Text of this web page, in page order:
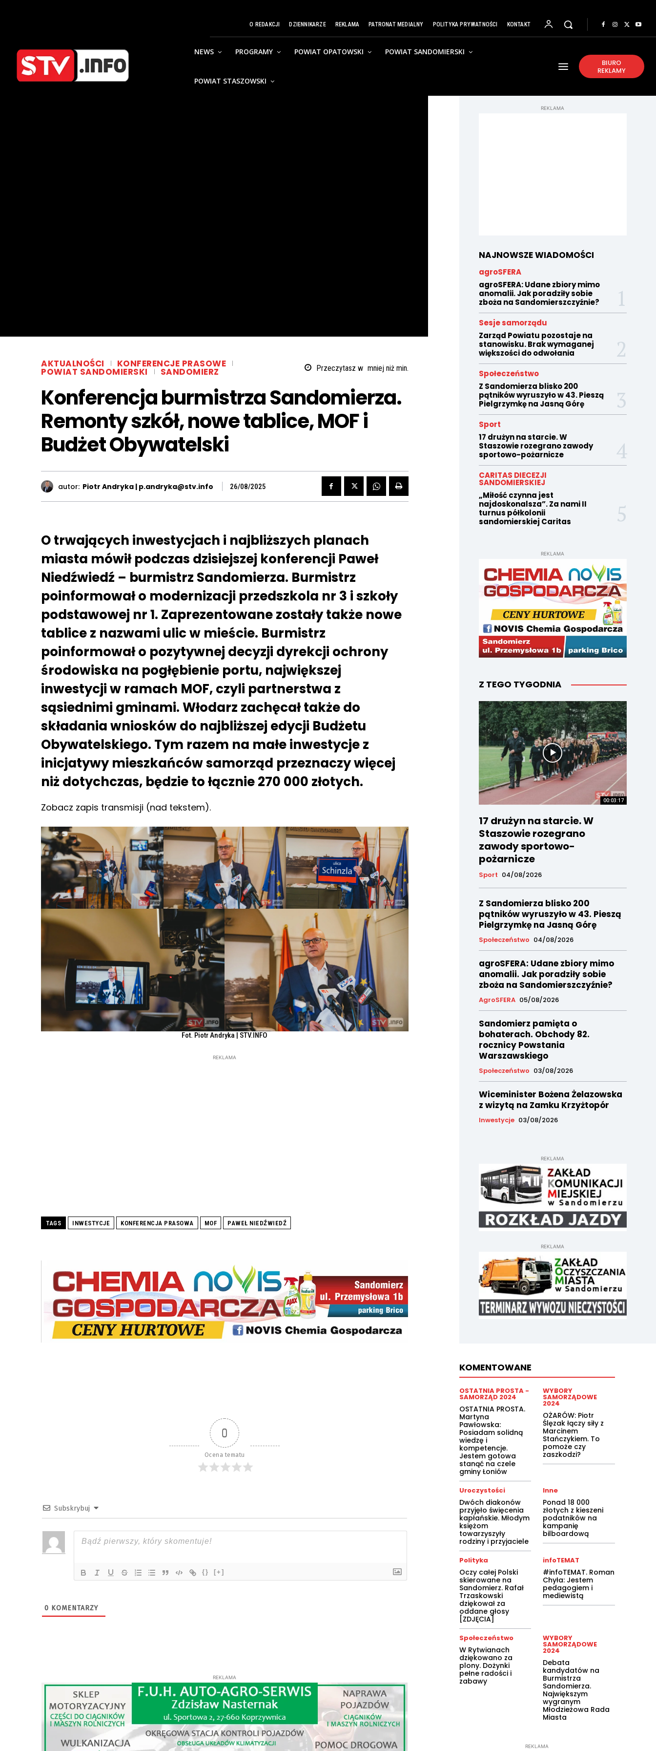
O REDAKCJI DZIENNIKARZE REKLAMA PATRONAT MEDIALNY POLITYKA PRYWATNOŚCI KONTAKT
NEWS PROGRAMY POWIAT OPATOWSKI POWIAT SANDOMIERSKI
POWIAT STASZOWSKI
BIURO
REKLAMY
AKTUALNOŚCI KONFERENCJE PRASOWE
POWIAT SANDOMIERSKI SANDOMIERZ Przeczytasz w mniej niżmin.
Konferencja burmistrza Sandomierza.
Remonty szkół, nowe tablice, MOF i
Budżet Obywatelski
autor: Piotr Andryka | p.andryka@stv.info 26/08/2025
O trwających inwestycjach i najbliższych planach
miasta mówił podczas dzisiejszej konferencji Paweł
Niedźwiedź – burmistrz Sandomierza. Burmistrz
poinformował o modernizacji przedszkola nr 3 i szkoły
podstawowej nr 1. Zaprezentowane zostały także nowe
tablice z nazwami ulic w mieście. Burmistrz
poinformował o pozytywnej decyzji dyrekcji ochrony
środowiska na pogłębienie portu, największej
inwestycji w ramach MOF, czyli partnerstwa z
sąsiednimi gminami. Włodarz zachęcał także do
składania wniosków do najbliższej edycji Budżetu
Obywatelskiego. Tym razem na małe inwestycje z
inicjatywy mieszkańców samorząd przeznaczy więcej
niż dotychczas, będzie to łącznie 270 000 złotych.
Zobacz zapis transmisji (nad tekstem).
Fot. Piotr Andryka | STV.INFO
REKLAMA
TAGS INWESTYCJE KONFERENCJA PRASOWA MOF PAWEŁ NIEDŹWIEDŹ
0
Ocena tematu
Subskrybuj
{} [+]
0 KOMENTARZY
REKLAMA
REKLAMA
NAJNOWSZE WIADOMOŚCI
agroSFERA
agroSFERA: Udane zbiory mimo
anomalii. Jak poradziły sobie
zboża na Sandomierszczyźnie?
Sesje samorządu
Zarząd Powiatu pozostaje na
stanowisku. Brak wymaganej
większości do odwołania
Społeczeństwo
Z Sandomierza blisko 200
pątników wyruszyło w 43. Pieszą
Pielgrzymkę na Jasną Górę
Sport
17 drużyn na starcie. W
Staszowie rozegrano zawody
sportowo-pożarnicze
CARITAS DIECEZJI
SANDOMIERSKIEJ
„Miłość czynna jest
najdoskonalsza”. Za nami II
turnus półkolonii
sandomierskiej Caritas
REKLAMA
Z TEGO TYGODNIA
00:03:17
17 drużyn na starcie. W
Staszowie rozegrano
zawody sportowo-
pożarnicze
Sport 04/08/2026
Z Sandomierza blisko 200
pątników wyruszyło w 43. Pieszą
Pielgrzymkę na Jasną Górę
Społeczeństwo 04/08/2026
agroSFERA: Udane zbiory mimo
anomalii. Jak poradziły sobie
zboża na Sandomierszczyźnie?
AgroSFERA 05/08/2026
Sandomierz pamięta o
bohaterach. Obchody 82.
rocznicy Powstania
Warszawskiego
Społeczeństwo 03/08/2026
Wiceminister Bożena Żelazowska
z wizytą na Zamku Krzyżtopór
Inwestycje 03/08/2026
REKLAMA
REKLAMA
KOMENTOWANE
OSTATNIA PROSTA -
SAMORZĄD 2024
OSTATNIA PROSTA.
Martyna
Pawłowska:
Posiadam solidną
wiedzę i
kompetencje.
Jestem gotowa
stanąć na czele
gminy Łoniów
WYBORY
SAMORZĄDOWE
2024
OŻARÓW: Piotr
Ślęzak łączy siły z
Marcinem
Stańczykiem. To
pomoże czy
zaszkodzi?
Uroczystości
Dwóch diakonów
przyjęło święcenia
kapłańskie. Młodym
księżom
towarzyszyły
rodziny i przyjaciele
Inne
Ponad 18 000
złotych z kieszeni
podatników na
kampanię
bilboardową
Polityka
Oczy całej Polski
skierowane na
Sandomierz. Rafał
Trzaskowski
dziękował za
oddane głosy
[ZDJĘCIA]
infoTEMAT
#infoTEMAT. Roman
Chyła: Jestem
pedagogiem i
mediewistą
Społeczeństwo
W Rytwianach
dziękowano za
plony. Dożynki
pełne radości i
zabawy
WYBORY
SAMORZĄDOWE
2024
Debata
kandydatów na
Burmistrza
Sandomierza.
Największym
wygranym
Młodzieżowa Rada
Miasta
REKLAMA